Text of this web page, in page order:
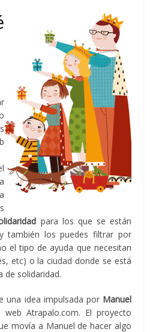
para los que se están
también los puedes filtrar por
el tipo de ayuda que necesitan
etc) o la ciudad donde se está
de solidaridad.
una idea impulsada por Manuel
Atrapalo.com. El proyecto
movía a Manuel de hacer algo